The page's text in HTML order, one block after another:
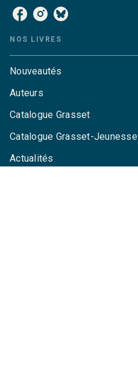
NOS LIVRES
Nouveautés
Auteurs
Catalogue Grasset
Catalogue Grasset-Jeunesse
Actualités